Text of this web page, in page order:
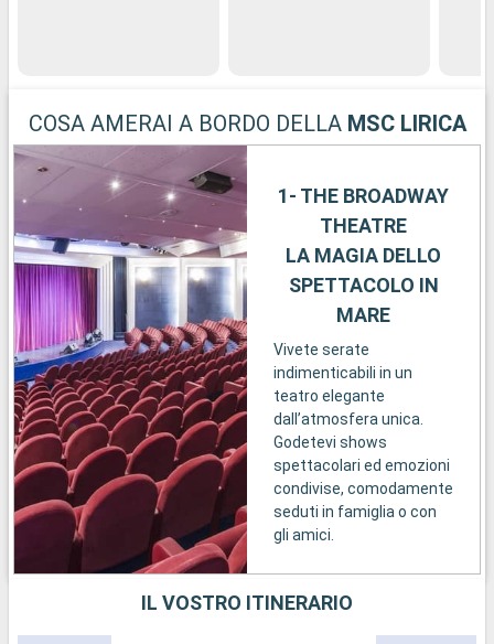
COSA AMERAI A BORDO DELLA MSC LIRICA
1- THE BROADWAY
THEATRE
LA MAGIA DELLO
SPETTACOLO IN
MARE
Vivete serate
indimenticabili in un
teatro elegante
dall’atmosfera unica.
Godetevi shows
spettacolari ed emozioni
condivise, comodamente
seduti in famiglia o con
gli amici.
IL VOSTRO ITINERARIO